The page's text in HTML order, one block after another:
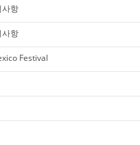
사항
사항
Festival